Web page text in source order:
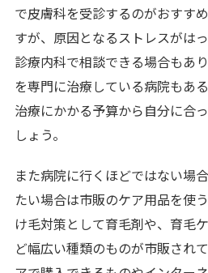
で皮膚科を受診するのがおすす
すが、原因となるストレスがは
診療内科で相談できる場合もあ
を専門に治療している病院もあ
治療にかかる予算から自分に合
しょう。
また病院に行くほどではない場
たい場合は市販のケア用品を使
け毛対策として育毛剤や、育毛
ど幅広い種類のものが市販され